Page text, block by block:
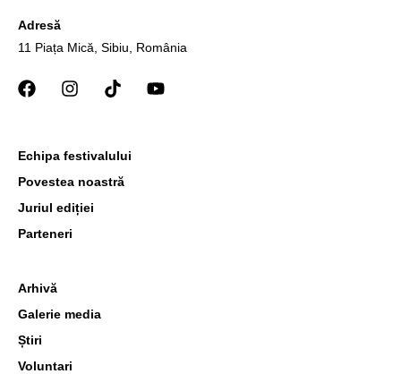
Adresă
11 Piața Mică, Sibiu, România
Arhivă
Galerie media
Știri
Voluntari
Echipa festivalului
Povestea noastră
Juriul ediției
Parteneri